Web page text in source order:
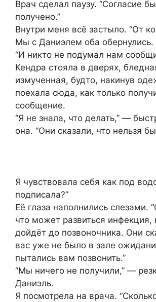
Врач сделал паузу. “Согласие
получено.”
Внутри меня всё застыло. “От
Мы с Даниэлем оба обернулись.
“И никто не подумал нам
Кендра стояла в дверях,
измученная, будто, накинув
поехала сюда, как только
сообщение.
“Я не знала, что делать,” —
она. “Они сказали, что нельзя
Я чувствовала себя как под
подписала?”
Её глаза наполнились слезами.
что может развиться инфекция,
дойдёт до позвоночника. Они
вас уже не было в зале
пытались вам позвонить.”
“Мы ничего не получили,” —
Даниэль.
Я посмотрела на врача.